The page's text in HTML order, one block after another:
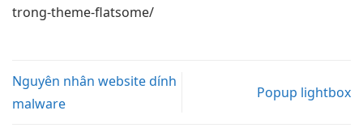
trong-theme-flatsome/
Nguyên nhân website dính
malware
Popup lightbox